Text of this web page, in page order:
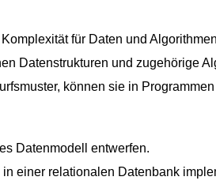
für Daten und
Datenstrukturen und zugehörige
können sie in
Datenmodell entwerfen.
einer relationalen Datenbank